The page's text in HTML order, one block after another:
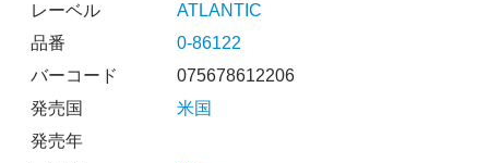
レーベル
ATLANTIC
品番
0-86122
バーコード
075678612206
発売国
米国
発売年